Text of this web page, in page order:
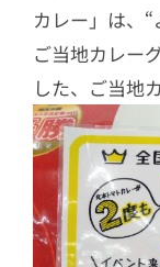
カレー」は、
ご当地カレー
した、ご当地